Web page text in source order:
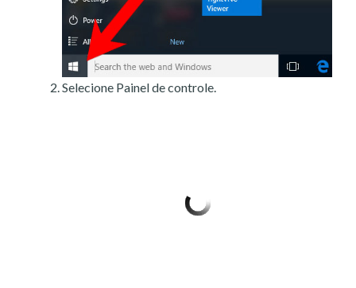
Selecione Painel de controle.